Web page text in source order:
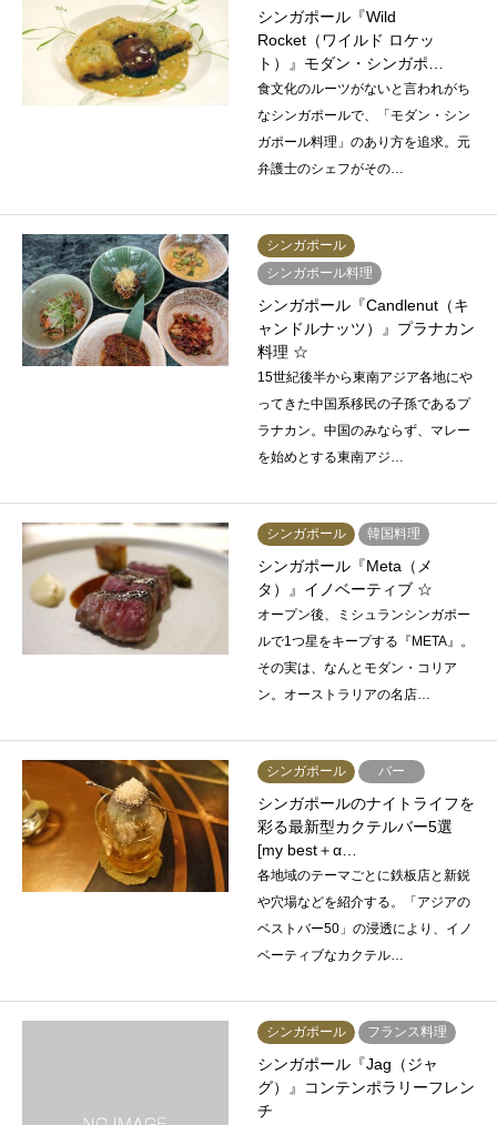
シンガポール『Wild
Rocket（ワイルド ロケッ
ト）』モダン・シンガポ…
食文化のルーツがないと言われがち
なシンガポールで、「モダン・シン
ガポール料理」のあり方を追求。元
弁護士のシェフがその…
シンガポール
シンガポール料理
シンガポール『Candlenut（キ
ャンドルナッツ）』プラナカン
料理 ☆
15世紀後半から東南アジア各地にや
ってきた中国系移民の子孫であるプ
ラナカン。中国のみならず、マレー
を始めとする東南アジ…
シンガポール 韓国料理
シンガポール『Meta（メ
タ）』イノベーティブ ☆
オープン後、ミシュランシンガポー
ルで1つ星をキープする『META』。
その実は、なんとモダン・コリア
ン。オーストラリアの名店…
シンガポール バー
シンガポールのナイトライフを
彩る最新型カクテルバー5選
[my best＋α…
各地域のテーマごとに鉄板店と新鋭
や穴場などを紹介する。「アジアの
ベストバー50」の浸透により、イノ
ベーティブなカクテル…
シンガポール フランス料理
シンガポール『Jag（ジャ
グ）』コンテンポラリーフレン
チ